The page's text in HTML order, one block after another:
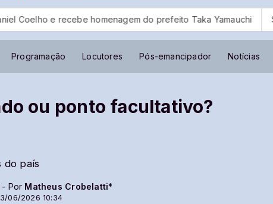
homenagem do prefeito Taka Yamauchi STF suspende
Programação Locutores Pós-emancipador Notícias
ou ponto facultativo?
do país
- Por Matheus Crobelatti*
06/2026 10:34